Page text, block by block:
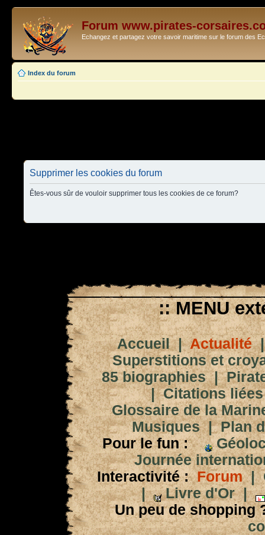
Forum www.pirates-
Echangez et partagez votre savoir maritime sur le forum des
Index du forum
Supprimer les cookies du forum
Êtes-vous sûr de vouloir supprimer tous les cookies de ce forum?
:: MENU
Accueil|Actualité
Superstitions et
85 biographies|
|Citations
Glossaire de la
Musiques|Plan
Pour le fun :
Journée
Interactivité : Forum|
|
Livre d'Or|
Un peu de shopping